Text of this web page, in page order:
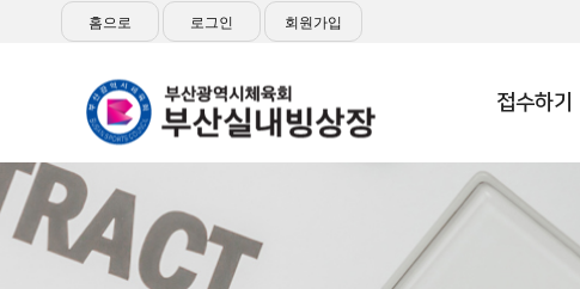
홈으로 로그인 회원가입
접수하기